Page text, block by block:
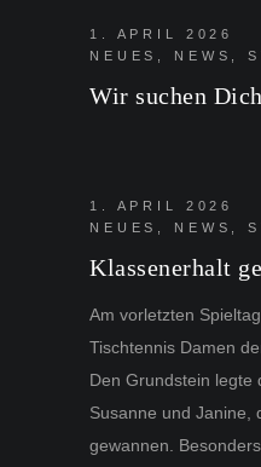
1. APRIL 2026
NEUES
NEWS ,
Wir suchen
1. APRIL 2026
NEUES
NEWS ,
Klassenerhalt
Am vorletzten
Tischtennis Damen
Den Grundstein legte
Susanne und Janine,
gewannen.